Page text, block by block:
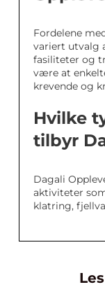
Fordelene
variert utvalg
fasiliteter og
være at
krevende og
Hvilke
tilbyr
Dagali
aktiviteter
klatring,